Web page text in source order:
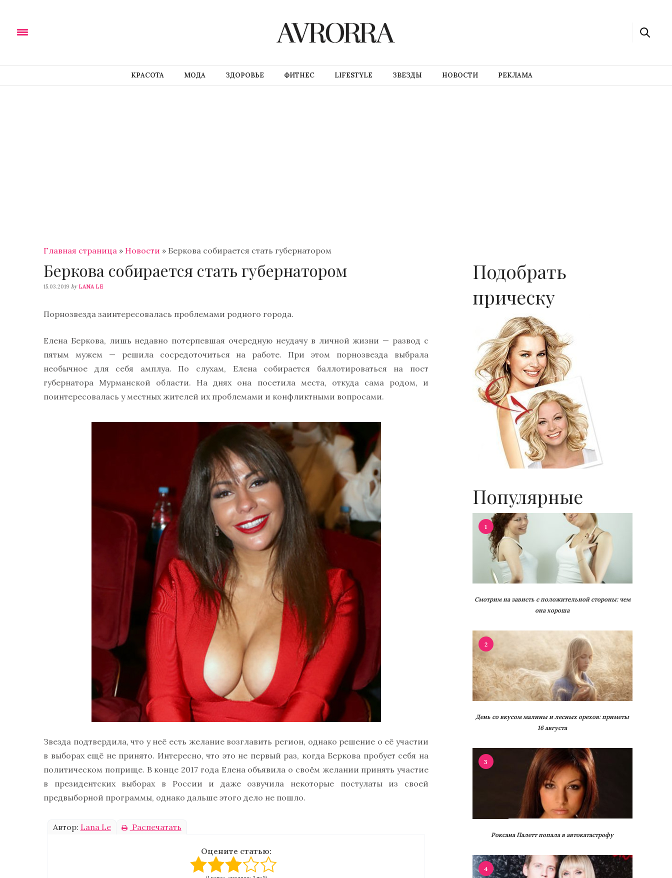
КРАСОТА МОДА ЗДОРОВЬЕ ФИТНЕС LIFESTYLE ЗВЕЗДЫ НОВОСТИ РЕКЛАМА
Главная страница » Новости » Беркова собирается стать губернатором
Беркова собирается стать губернатором
15.03.2019 by LANA LE
Порнозвезда заинтересовалась проблемами родного города.
Елена Беркова, лишь недавно потерпевшая очередную неудачу в личной жизни — развод с
пятым мужем — решила сосредоточиться на работе. При этом порнозвезда выбрала
необычное для себя амплуа. По слухам, Елена собирается баллотироваться на пост
губернатора Мурманской области. На днях она посетила места, откуда сама родом, и
поинтересовалась у местных жителей их проблемами и конфликтными вопросами.
Звезда подтвердила, что у неё есть желание возглавить регион, однако решение о её участии
в выборах ещё не принято. Интересно, что это не первый раз, когда Беркова пробует себя на
политическом поприще. В конце 2017 года Елена объявила о своём желании принять участие
в президентских выборах в России и даже озвучила некоторые постулаты из своей
предвыборной программы, однако дальше этого дело не пошло.
Автор: Lana Le Распечатать
Оцените статью:
Подобрать
прическу
Популярные
1
Смотрим на зависть с положительной стороны: чем
она хороша
2
День со вкусом малины и лесных орехов: приметы
16 августа
3
Роксана Палетт попала в автокатастрофу
4